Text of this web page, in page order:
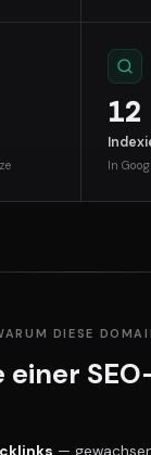
12
In
DIESE
einer